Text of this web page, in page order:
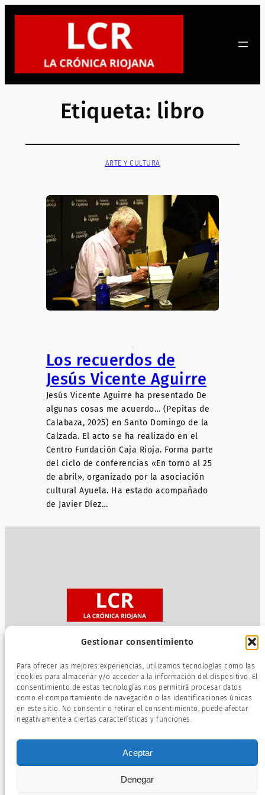
Gestionar consentimiento
Para ofrecer las mejores experiencias, utilizamos tecnologías como las
cookies para almacenar y/o acceder a la información del dispositivo. El
consentimiento de estas tecnologías nos permitirá procesar datos
como el comportamiento de navegación o las identificaciones únicas
en este sitio. No consentir o retirar el consentimiento, puede afectar
negativamente a ciertas características y funciones.
Aceptar
Denegar
Saltar
Etiqueta: libro
ARTE Y CULTURA
.
Los recuerdos de
Jesús Vicente Aguirre
Jesús Vicente Aguirre ha presentado De
algunas cosas me acuerdo… (Pepitas de
Calabaza, 2025) en Santo Domingo de la
Calzada. El acto se ha realizado en el
Centro Fundación Caja Rioja. Forma parte
del ciclo de conferencias «En torno al 25
de abril», organizado por la asociación
cultural Ayuela. Ha estado acompañado
de Javier Díez…
Política de privacidad
Términos de servicio
Política de cookies